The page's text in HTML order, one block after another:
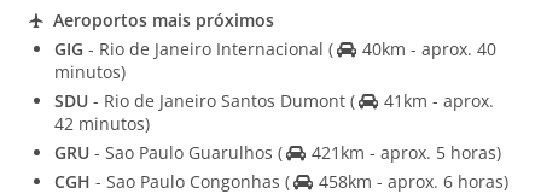
Aeroportos mais próximos
GIG - Rio de Janeiro Internacional (
40km - aprox. 40
minutos)
SDU - Rio de Janeiro Santos Dumont (
41km - aprox.
42 minutos)
GRU - Sao Paulo Guarulhos (
421km - aprox. 5 horas)
CGH - Sao Paulo Congonhas ( 458km - aprox. 6 horas)